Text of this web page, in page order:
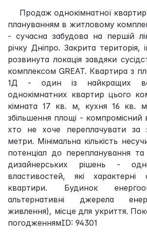
Продаж однокімнатної
плануванням в житловому
- сучасна забудова на першій
річку Дніпро. Закрита територія,
розвинута локація завдяки
комплексом GREAT. Квартира з
1Д - один із найкращих
однокімнатних квартир цього
кімната 17 кв. м, кухня 16 кв.
збільшення площі - компромісний
хто не хоче переплачувати за
метри. Мінімальна кількість
потенціал до перепланування
дизайнерських рішень -
властивостей, які
квартири. Будинок
альтернативні джерела
живлення), місце для укриття.
погодженнямID: 94301